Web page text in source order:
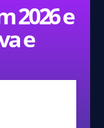
2026 e
e